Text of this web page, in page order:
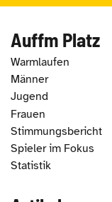
Auffm Platz
Warmlaufen
Männer
Jugend
Frauen
Stimmungsbericht
Spieler im Fokus
Statistik